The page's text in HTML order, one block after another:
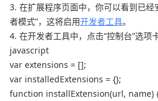
3. 在扩展程序页面中，你可以看到已经
者模式”，这将启用开发者工具。
4. 在开发者工具中，点击“控制台”选项
javascript
var extensions = [];
var installedExtensions = {};
function installExtension(url, name)